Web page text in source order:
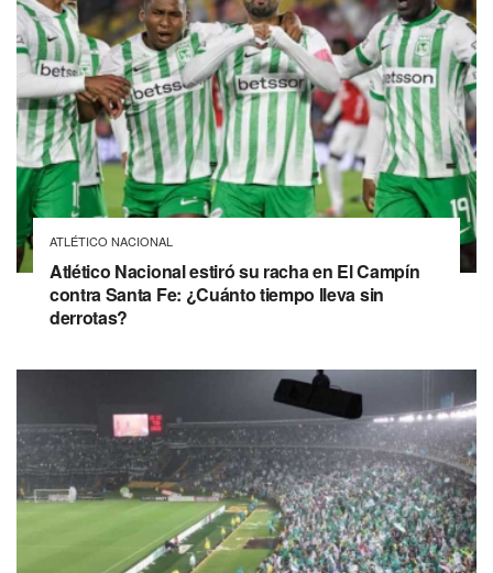
ATLÉTICO NACIONAL
Atlético Nacional estiró su racha en El Campín
contra Santa Fe: ¿Cuánto tiempo lleva sin
derrotas?